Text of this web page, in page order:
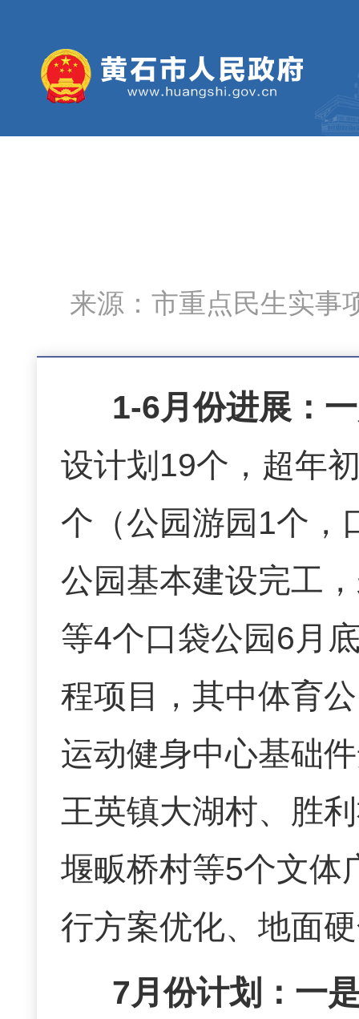
来源：市重点民生实
1-6月份进展：
设计划19个，超年
个（公园游园1个，
公园基本建设完工
等4个口袋公园6月
程项目 ，其中体育
运动健身中心基础
王英镇大湖村、胜
堰畈桥村等5个文体
行方案优化、地面
7月份计划： 一